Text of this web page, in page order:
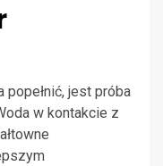
popełnić, jest próba
w kontakcie z